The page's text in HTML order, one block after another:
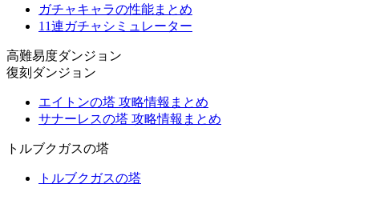
ガチャキャラの性能まとめ
11連ガチャシミュレーター
高難易度ダンジョン
復刻ダンジョン
エイトンの塔 攻略情報まとめ
サナーレスの塔 攻略情報まとめ
トルブクガスの塔
トルブクガスの塔